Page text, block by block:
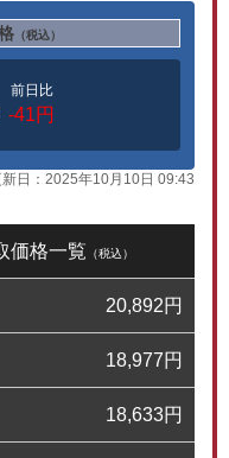
（税込）
前日比
-41円
日： 2025年10月10日 09:43
価格一覧 （税込）
20,892円
18,977円
18,633円